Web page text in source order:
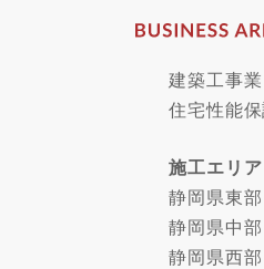
建築工事
住宅性能
施工エリア
静岡県東
静岡県中
静岡県西